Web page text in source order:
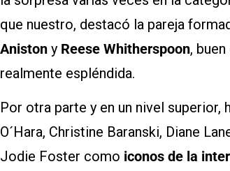
que nuestro, destacó la pareja
Aniston y Reese Whitherspoon,
realmente espléndida.
Por otra parte y en un nivel superior,
O´Hara, Christine Baranski, Diane
Jodie Foster como iconos de la